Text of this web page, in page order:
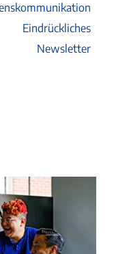
Eindrückliches
Newsletter